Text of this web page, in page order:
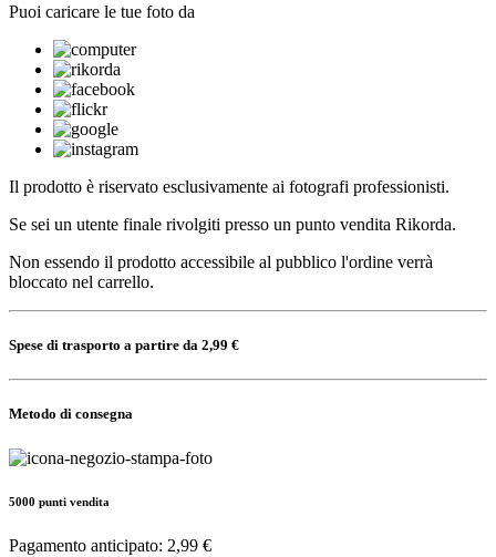
Puoi caricare le tue foto da
Il prodotto è riservato esclusivamente ai fotografi professionisti.
Se sei un utente finale rivolgiti presso un punto vendita Rikorda.
Non essendo il prodotto accessibile al pubblico l'ordine verrà
bloccato nel carrello.
Spese di trasporto a partire da 2,99 €
Metodo di consegna
5000 punti vendita
Pagamento anticipato: 2,99 €